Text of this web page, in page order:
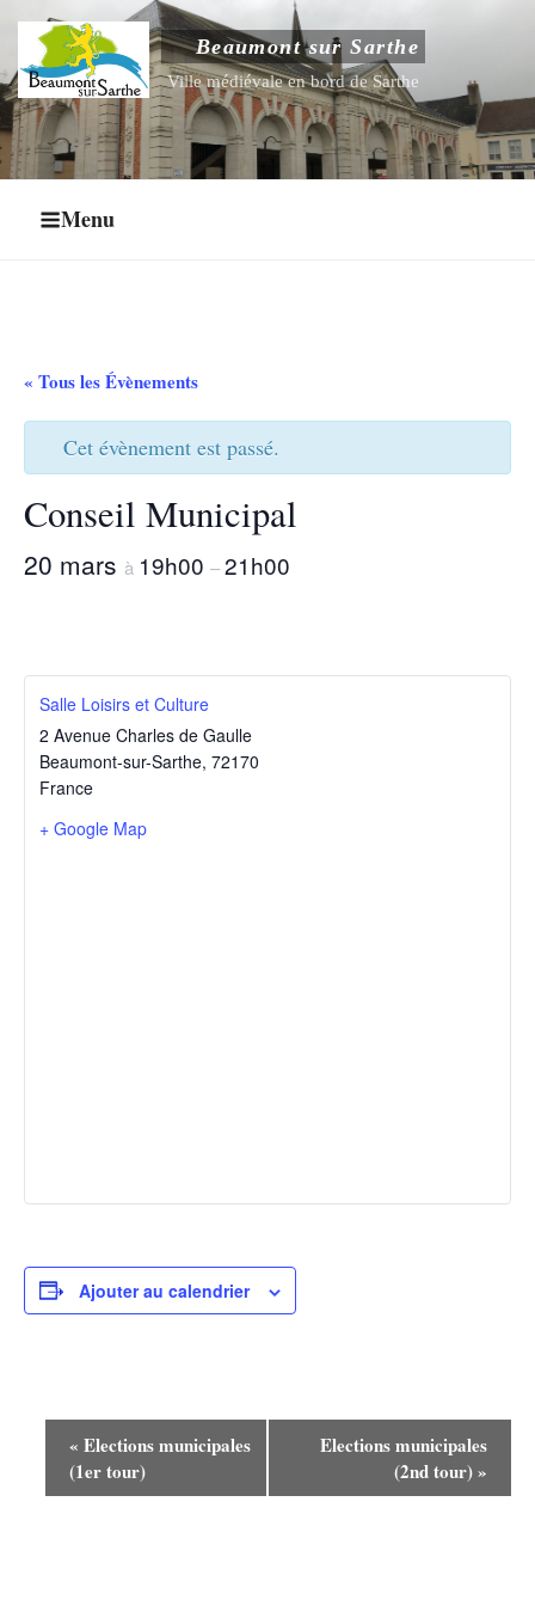
Aller
contenu
principal
Beaumont sur Sarthe
Ville médiévale en bord de Sarthe
Menu
Ouvrir le sous-menu
Ouvrir le sous-menu
Ouvrir le sous-menu
« Tous les Évènements
Cet évènement est passé.
Conseil Municipal
20 mars à 19h00 –21h00
Salle Loisirs et Culture
2 Avenue Charles de Gaulle
Beaumont-sur-Sarthe, 72170
France
+ Google Map
Ajouter au calendrier
« Elections municipales
(1er tour)
Elections municipales
(2nd tour)»